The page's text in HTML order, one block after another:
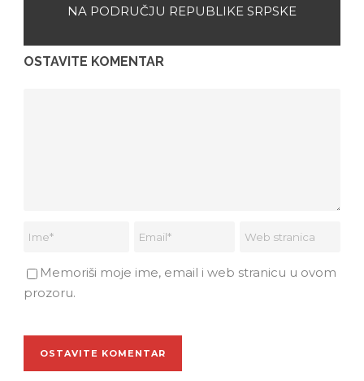
NA PODRUČJU REPUBLIKE SRPSKE
OSTAVITE KOMENTAR
Memoriši moje ime, email i web stranicu u ovom
prozoru.